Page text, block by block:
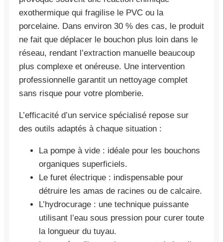
exothermique qui fragilise le PVC ou la
porcelaine. Dans environ 30 % des cas, le produit
ne fait que déplacer le bouchon plus loin dans le
réseau, rendant l’extraction manuelle beaucoup
plus complexe et onéreuse. Une intervention
professionnelle garantit un nettoyage complet
sans risque pour votre plomberie.
L’efficacité d’un service spécialisé repose sur
des outils adaptés à chaque situation :
La pompe à vide : idéale pour les bouchons
organiques superficiels.
Le furet électrique : indispensable pour
détruire les amas de racines ou de calcaire.
L’hydrocurage : une technique puissante
utilisant l’eau sous pression pour curer toute
la longueur du tuyau.